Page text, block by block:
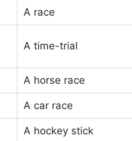
A race
A time-trial
A horse race
A car race
A hockey stick